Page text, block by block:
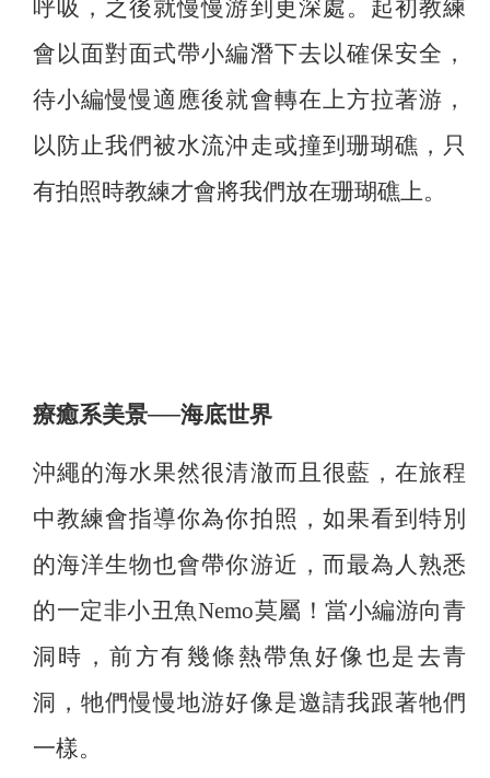
呼吸，之後就慢慢游到更深處。起初教練
會以面對面式帶小編潛下去以確保安全，
待小編慢慢適應後就會轉在上方拉著游，
以防止我們被水流沖走或撞到珊瑚礁，只
有拍照時教練才會將我們放在珊瑚礁上。
療癒系美景──海底世界
沖繩的海水果然很清澈而且很藍，在旅程
中教練會指導你為你拍照，如果看到特別
的海洋生物也會帶你游近，而最為人熟悉
的一定非小丑魚Nemo莫屬！當小編游向青
洞時，前方有幾條熱帶魚好像也是去青
洞，牠們慢慢地游好像是邀請我跟著牠們
一樣。